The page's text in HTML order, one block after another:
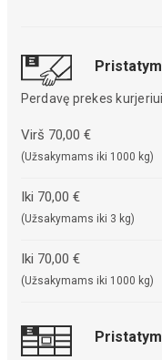
Perdavę prekes
Virš 70,00 €
(Užsakymams iki 1000 kg)
Iki 70,00 €
(Užsakymams iki 3 kg)
Iki 70,00 €
(Užsakymams iki 1000 kg)